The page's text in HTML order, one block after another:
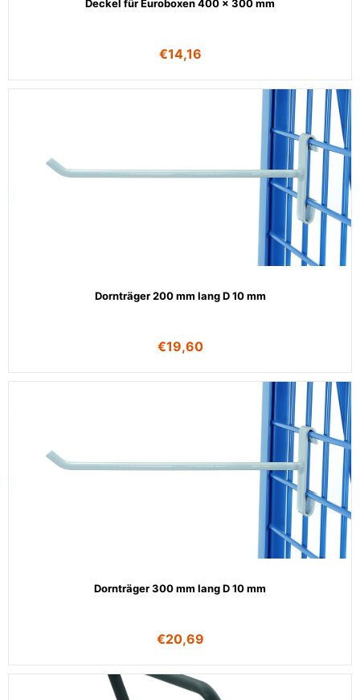
Deckel für Euroboxen 400 x 300 mm
€14,16
Dornträger 200 mm lang D 10 mm
€19,60
Dornträger 300 mm lang D 10 mm
€20,69